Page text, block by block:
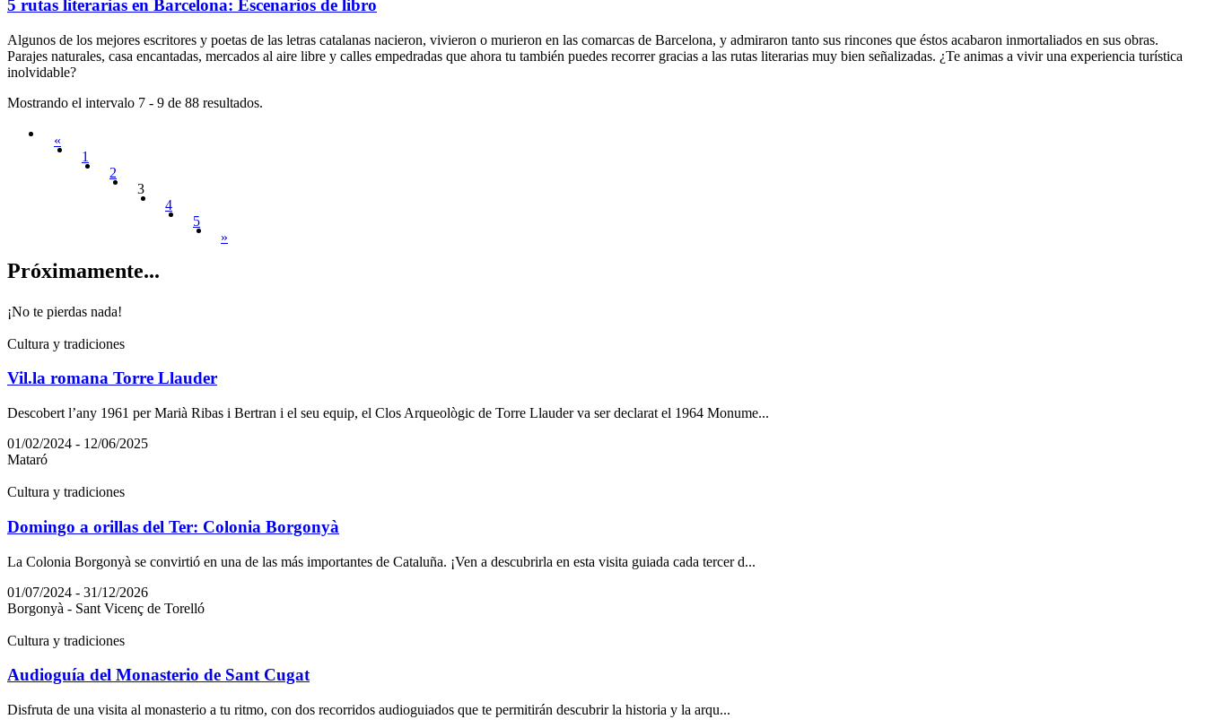
5 rutas literarias en Barcelona: Escenarios de libro
Algunos de los mejores escritores y poetas de las letras catalanas nacieron, vivieron o murieron en las comarcas de Barcelona, y admiraron tanto sus rincones que éstos acabaron inmortaliados en sus obras.
Parajes naturales, casa encantadas, mercados al aire libre y calles empedradas que ahora tu también puedes recorrer gracias a las rutas literarias muy bien señalizadas. ¿Te animas a vivir una experiencia turística
inolvidable?
Mostrando el intervalo 7 - 9 de 88 resultados.
«
1
2
3
4
5
»
Próximamente...
¡No te pierdas nada!
Cultura y tradiciones
Vil.la romana Torre Llauder
Descobert l’any 1961 per Marià Ribas i Bertran i el seu equip, el Clos Arqueològic de Torre Llauder va ser declarat el 1964 Monume...
01/02/2024 - 12/06/2025
Mataró
Cultura y tradiciones
Domingo a orillas del Ter: Colonia Borgonyà
La Colonia Borgonyà se convirtió en una de las más importantes de Cataluña. ¡Ven a descubrirla en esta visita guiada cada tercer d...
01/07/2024 - 31/12/2026
Borgonyà - Sant Vicenç de Torelló
Cultura y tradiciones
Audioguía del Monasterio de Sant Cugat
Disfruta de una visita al monasterio a tu ritmo, con dos recorridos audioguiados que te permitirán descubrir la historia y la arqu...